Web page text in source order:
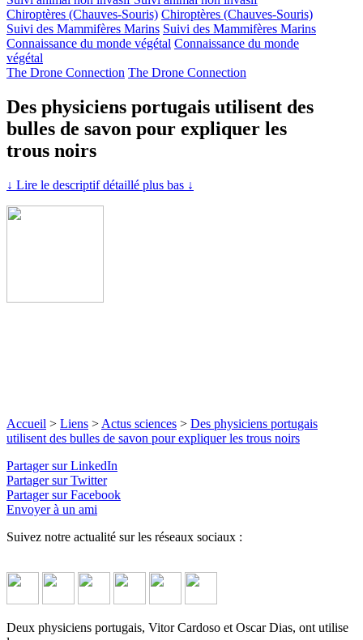
Chiroptères (Chauves-Souris) Chiroptères (Chauves-Souris)
Suivi des Mammifères Marins Suivi des Mammifères Marins
Connaissance du monde végétal Connaissance du monde
végétal
The Drone Connection The Drone Connection
Des physiciens portugais utilisent des
bulles de savon pour expliquer les
trous noirs
↓ Lire le descriptif détaillé plus bas ↓
Accueil > Liens > Actus sciences > Des physiciens portugais
utilisent des bulles de savon pour expliquer les trous noirs
Partager sur LinkedIn
Partager sur Twitter
Partager sur Facebook
Envoyer à un ami
Suivez notre actualité sur les réseaux sociaux :
Deux physiciens portugais, Vitor Cardoso et Oscar Dias, ont utilise